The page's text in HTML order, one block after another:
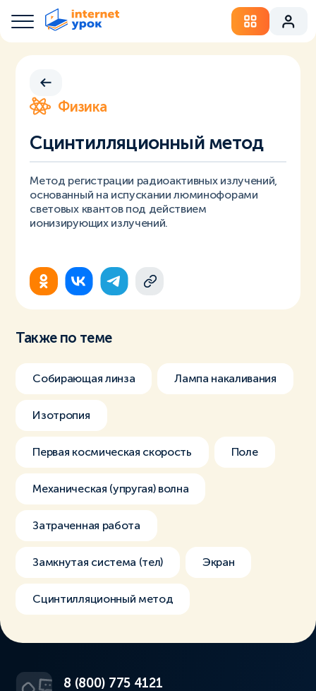
Физика
Сцинтилляционный метод
Метод регистрации радиоактивных излучений,
основанный на испускании люминофорами
световых квантов под действием
ионизирующих излучений.
Также по теме
Собирающая линза Лампа накаливания
Изотропия
Первая космическая скорость Поле
Механическая (упругая) волна
Затраченная работа
Замкнутая система (тел) Экран
Сцинтилляционный метод
8 (800) 775 4121